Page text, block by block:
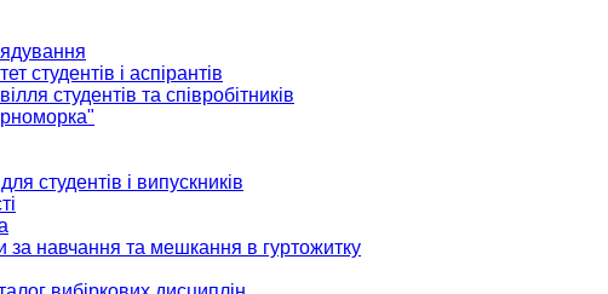
студентів і аспірантів
студентів та співробітників
студентів і випускників
за навчання та мешкання в гуртожитку